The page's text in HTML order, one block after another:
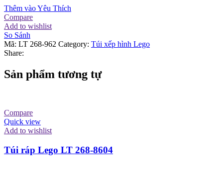
Thêm vào Yêu Thích
Compare
Add to wishlist
So Sánh
Mã: LT 268-962 Category: Túi xếp hình Lego
Share:
Sản phẩm tương tự
Compare
Quick view
Add to wishlist
Túi ráp Lego LT 268-8604